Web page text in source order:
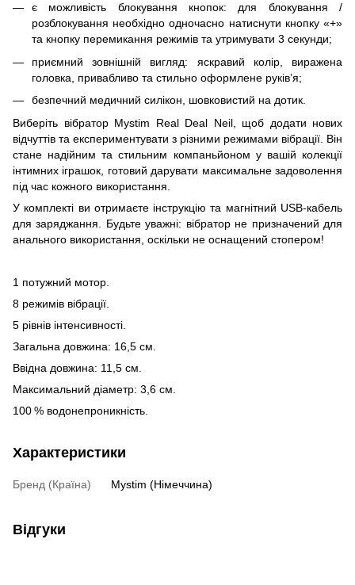
є можливість блокування кнопок: для блокування /
розблокування необхідно одночасно натиснути кнопку «+»
та кнопку перемикання режимів та утримувати 3 секунди;
приємний зовнішній вигляд: яскравий колір, виражена
головка, привабливо та стильно оформлене руків’я;
безпечний медичний силікон, шовковистий на дотик.
Виберіть вібратор Mystim Real Deal Neil, щоб додати нових
відчуттів та експериментувати з різними режимами вібрації. Він
стане надійним та стильним компаньйоном у вашій колекції
інтимних іграшок, готовий дарувати максимальне задоволення
під час кожного використання.
У комплекті ви отримаєте інструкцію та магнітний USB-кабель
для заряджання. Будьте уважні: вібратор не призначений для
анального використання, оскільки не оснащений стопером!
1 потужний мотор.
8 режимів вібрації.
5 рівнів інтенсивності.
Загальна довжина: 16,5 см.
Ввідна довжина: 11,5 см.
Максимальний діаметр: 3,6 см.
100 % водонепроникність.
Характеристики
Бренд (Країна) Mystim (Німеччина)
Відгуки